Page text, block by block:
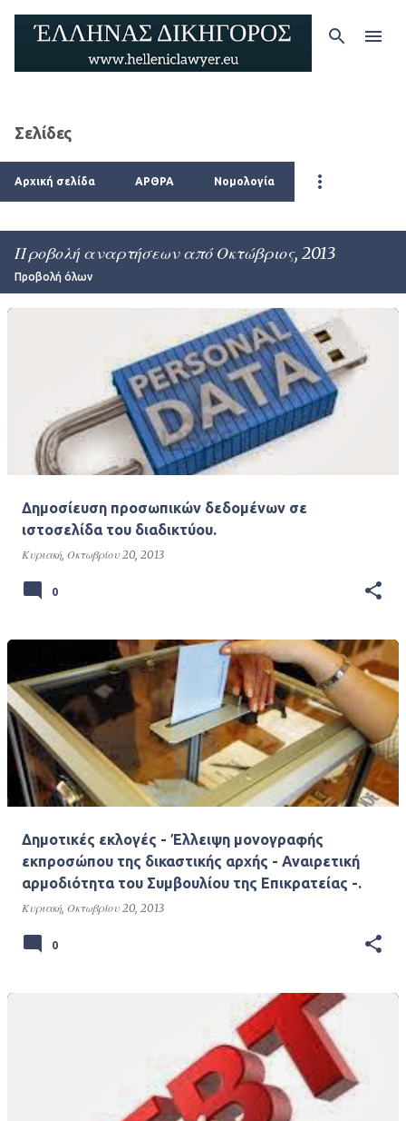
Μετάβαση στο κύριο περιεχόμενο
Σελίδες
Αρχική σελίδα ΑΡΘΡΑ Νομολογία
Προβολή αναρτήσεων από Οκτώβριος, 2013
Προβολή όλων
Δημοσίευση προσωπικών δεδομένων σε
ιστοσελίδα του διαδικτύου.
Κυριακή, Οκτωβρίου 20, 2013
0
Δημοτικές εκλογές - Έλλειψη μονογραφής
εκπροσώπου της δικαστικής αρχής - Αναιρετική
αρμοδιότητα του Συμβουλίου της Επικρατείας -.
Κυριακή, Οκτωβρίου 20, 2013
0